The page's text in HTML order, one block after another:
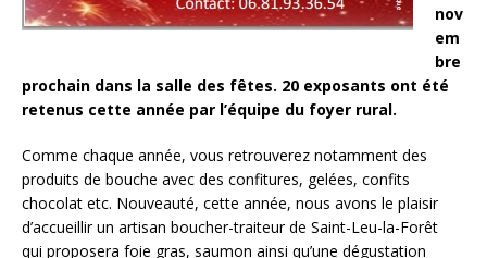
nov
em
bre
prochain dans la salle des fêtes. 20 exposants ont été
retenus cette année par l’équipe du foyer rural.
Comme chaque année, vous retrouverez notamment des
produits de bouche avec des confitures, gelées, confits
chocolat etc. Nouveauté, cette année, nous avons le plaisir
d’accueillir un artisan boucher-traiteur de Saint-Leu-la-Forêt
qui proposera foie gras, saumon ainsi qu’une dégustation